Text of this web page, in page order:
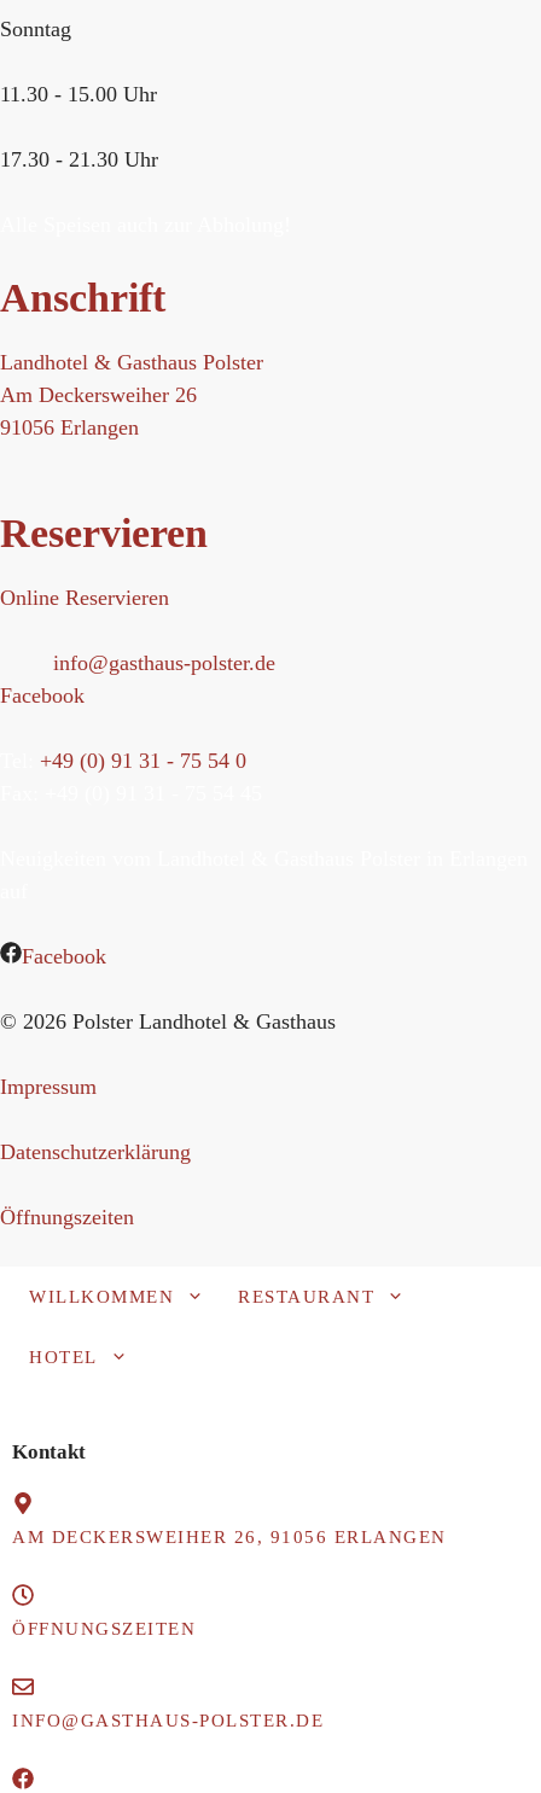
Sonntag
11.30 - 15.00 Uhr
17.30 - 21.30 Uhr
Anschrift
Landhotel & Gasthaus Polster
Am Deckersweiher 26
91056 Erlangen
Reservieren
Online Reservieren
info@gasthaus-polster.de
Facebook
+49 (0) 91 31 - 75 54 0
Facebook
© 2026 Polster Landhotel & Gasthaus
Impressum
Datenschutzerklärung
Öffnungszeiten
WILLKOMMEN RESTAURANT
HOTEL
Kontakt
AM DECKERSWEIHER 26, 91056 ERLANGEN
ÖFFNUNGSZEITEN
INFO@GASTHAUS-POLSTER.DE